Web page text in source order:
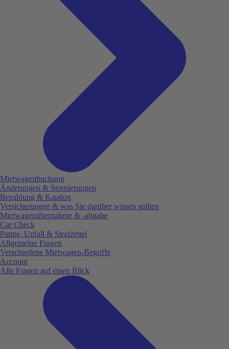
Mietwagenbuchung
Änderungen & Stornierungen
Bezahlung & Kaution
Versicherungen & was Sie darüber wissen sollten
Mietwagenübernahme & -abgabe
Car Check
Panne, Unfall & Strafzettel
Allgemeine Fragen
Verschiedene Mietwagen-Begriffe
Account
Alle Fragen auf einen Blick